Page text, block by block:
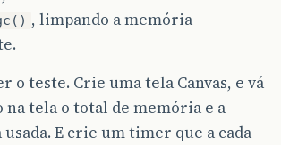
, limpando a memória
o teste. Crie uma tela Canvas, e vá
tela o total de memória e a
E crie um timer que a cada